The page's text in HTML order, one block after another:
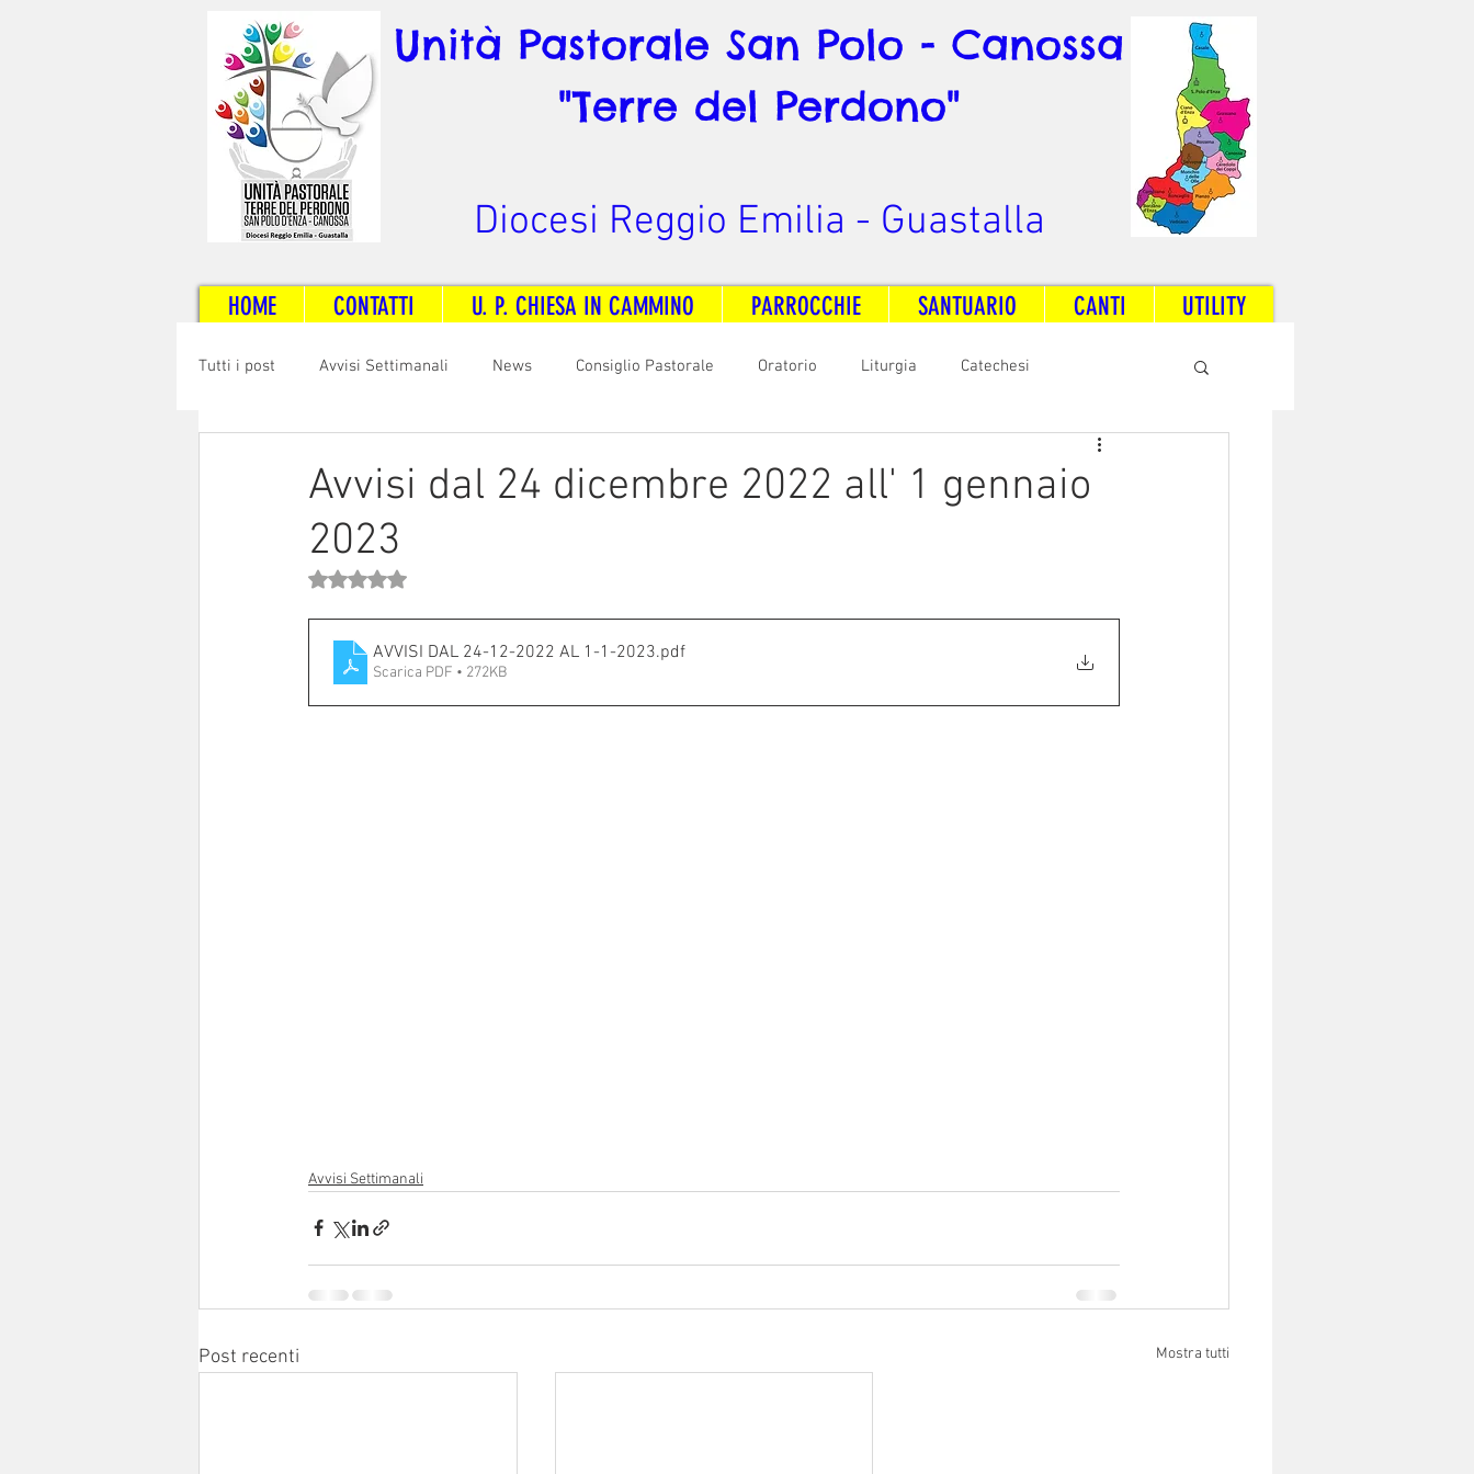
Unità Pastorale San Polo - Canossa
"Terre del Perdono"
Diocesi Reggio Emilia - Guastalla
HOME CONTATTI U. P. CHIESA IN CAMMINO PARROCCHIE SANTUARIO CANTI UTILITY
Tutti i post Avvisi Settimanali News Consiglio Pastorale Oratorio Liturgia Catechesi
Radio Dream Together
Sinodo 2021-23
Avvisi dal 24 dicembre 2022 all' 1 gennaio
2023
Valutazione NaN stelle su 5.
AVVISI DAL 24-12-2022 AL 1-1-2023.pdf
Scarica PDF • 272KB
Avvisi Settimanali
Post recenti Mostra tutti